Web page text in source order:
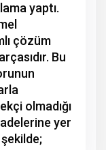
yaptı.
çözüm
Bu
olmadığı
yer